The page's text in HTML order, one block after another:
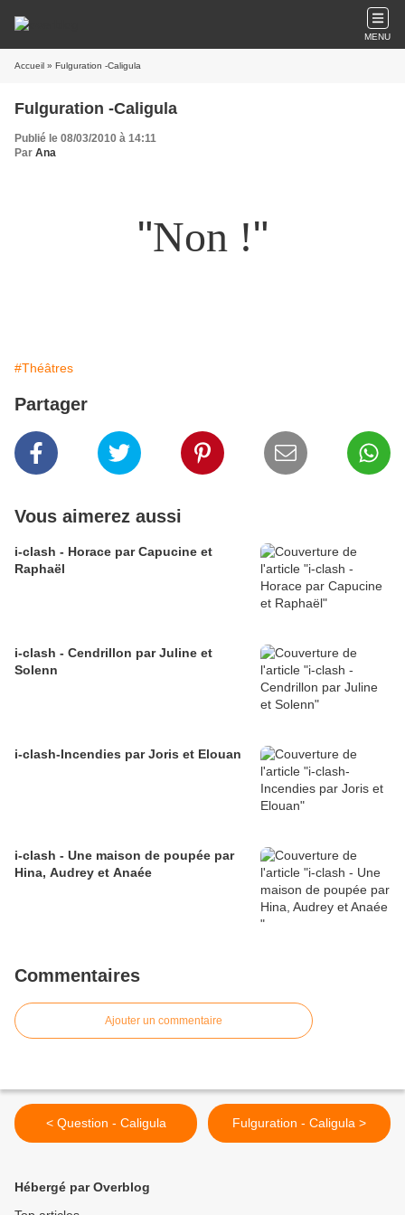
MENU
Accueil » Fulguration -Caligula
Fulguration -Caligula
Publié le 08/03/2010 à 14:11
Par Ana
"Non !"
#Théâtres
Partager
Vous aimerez aussi
i-clash - Horace par Capucine et
Raphaël
i-clash - Cendrillon par Juline et
Solenn
i-clash-Incendies par Joris et Elouan
i-clash - Une maison de poupée par
Hina, Audrey et Anaée
Commentaires
Ajouter un commentaire
< Question - Caligula Fulguration - Caligula >
Hébergé par Overblog